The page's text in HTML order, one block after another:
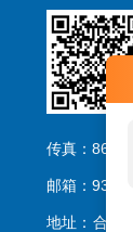
传真：86-
邮箱：
地址：合肥